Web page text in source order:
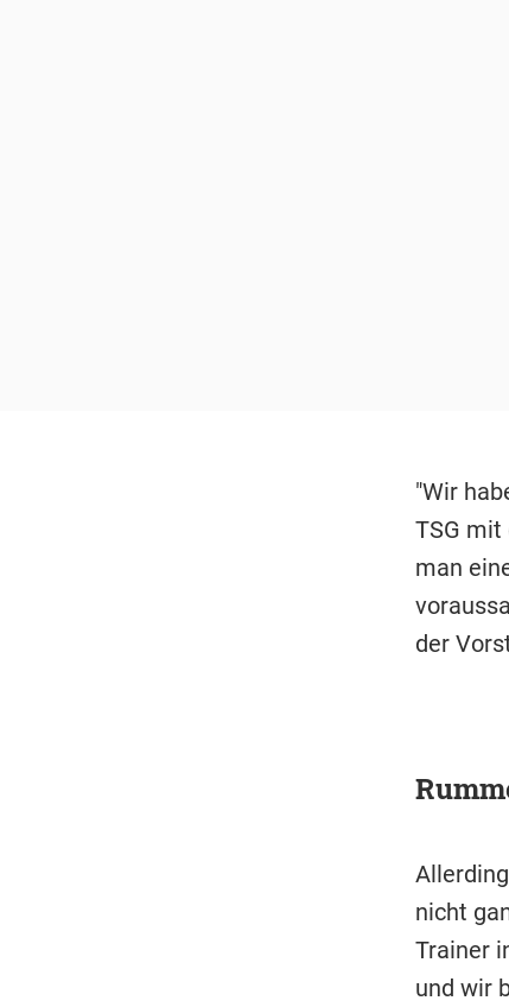
"Wir
TSG mit
man
der
nicht
Trainer
und wir